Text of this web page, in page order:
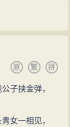
拼
繁
原
子挟金弹，
女一相见，